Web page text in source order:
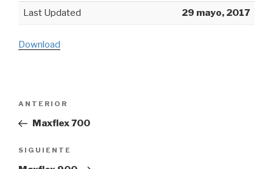
Last Updated 29 mayo, 2017
Download
Navegación
Entrada
anterior:
ANTERIOR
Maxflex 700
Siguiente
entrada
SIGUIENTE